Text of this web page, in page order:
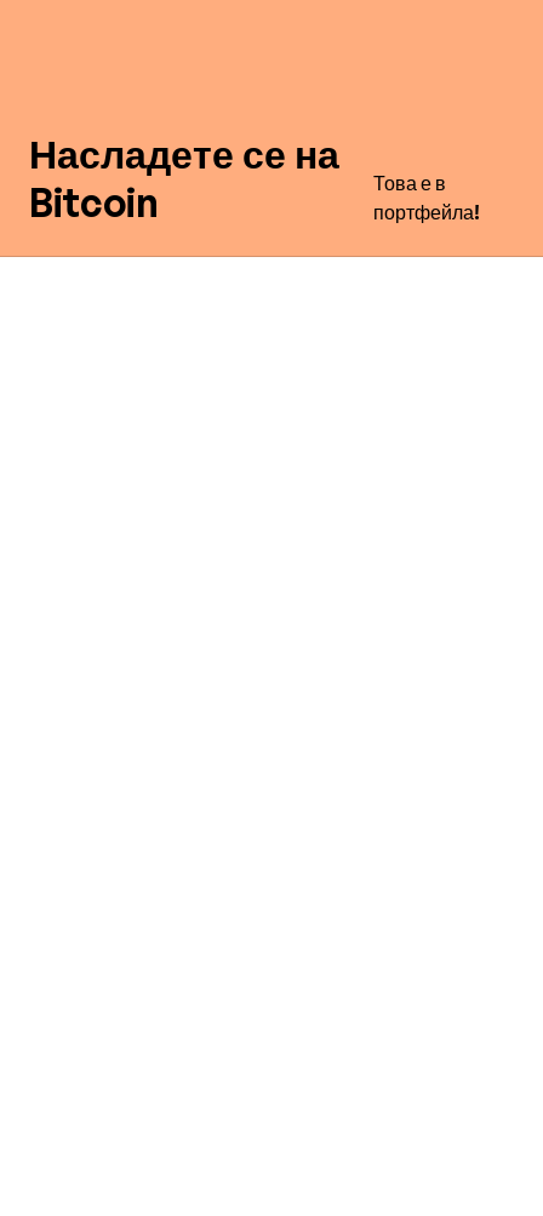
Насладете се на
Bitcoin
Това е в
портфейла!